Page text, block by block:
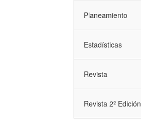
Planeamiento
Estadísticas
Revista
Revista 2º Edición